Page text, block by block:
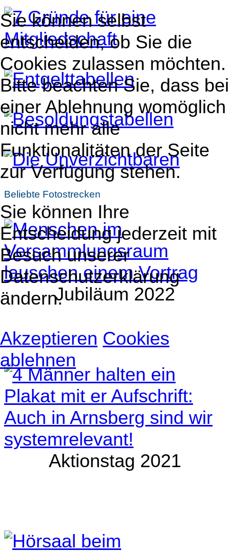
Beliebte Fotostrecken
Jubiläum 2022
Aktionstag 2021
Sie können selbst
entscheiden, ob Sie die
Cookies zulassen möchten.
Bitte beachten Sie, dass bei
einer Ablehnung womöglich
nicht mehr alle
Funktionalitäten der Seite
zur Verfügung stehen.
Sie können Ihre
Entscheidung jederzeit mit
Besuch unserer
Datenschutzerklärung
ändern.
Akzeptieren Cookies
ablehnen